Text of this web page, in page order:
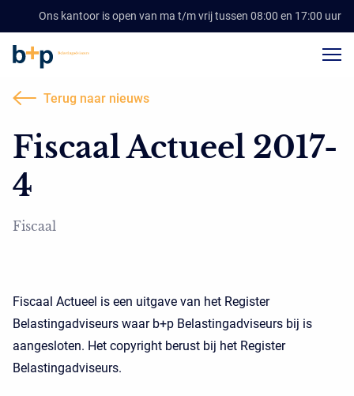
Ons kantoor is open van ma t/m vrij tussen 08:00 en 17:00 uur
Terug naar nieuws
Fiscaal Actueel 2017-
4
Fiscaal
Fiscaal Actueel is een uitgave van het Register
Belastingadviseurs waar b+p Belastingadviseurs bij is
aangesloten. Het copyright berust bij het Register
Belastingadviseurs.